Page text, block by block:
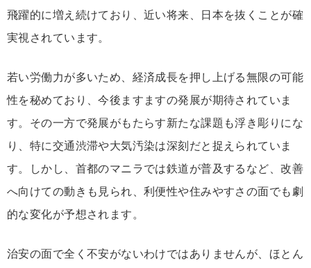
飛躍的に増え続けており、近い将来、日本を抜くことが確
実視されています。
若い労働力が多いため、経済成長を押し上げる無限の可能
性を秘めており、今後ますますの発展が期待されていま
す。その一方で発展がもたらす新たな課題も浮き彫りにな
り、特に交通渋滞や大気汚染は深刻だと捉えられていま
す。しかし、首都のマニラでは鉄道が普及するなど、改善
へ向けての動きも見られ、利便性や住みやすさの面でも劇
的な変化が予想されます。
治安の面で全く不安がないわけではありませんが、ほとん